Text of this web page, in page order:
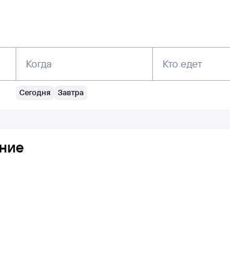
Когда
Сегодня Завтра
Кто едет